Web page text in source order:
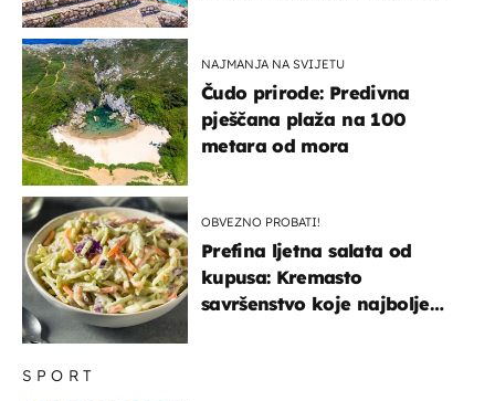
SPORT
NAJMANJA NA SVIJETU
Čudo prirode: Predivna
pješčana plaža na 100
metara od mora
OBVEZNO PROBATI!
Prefina ljetna salata od
kupusa: Kremasto
savršenstvo koje najbolje